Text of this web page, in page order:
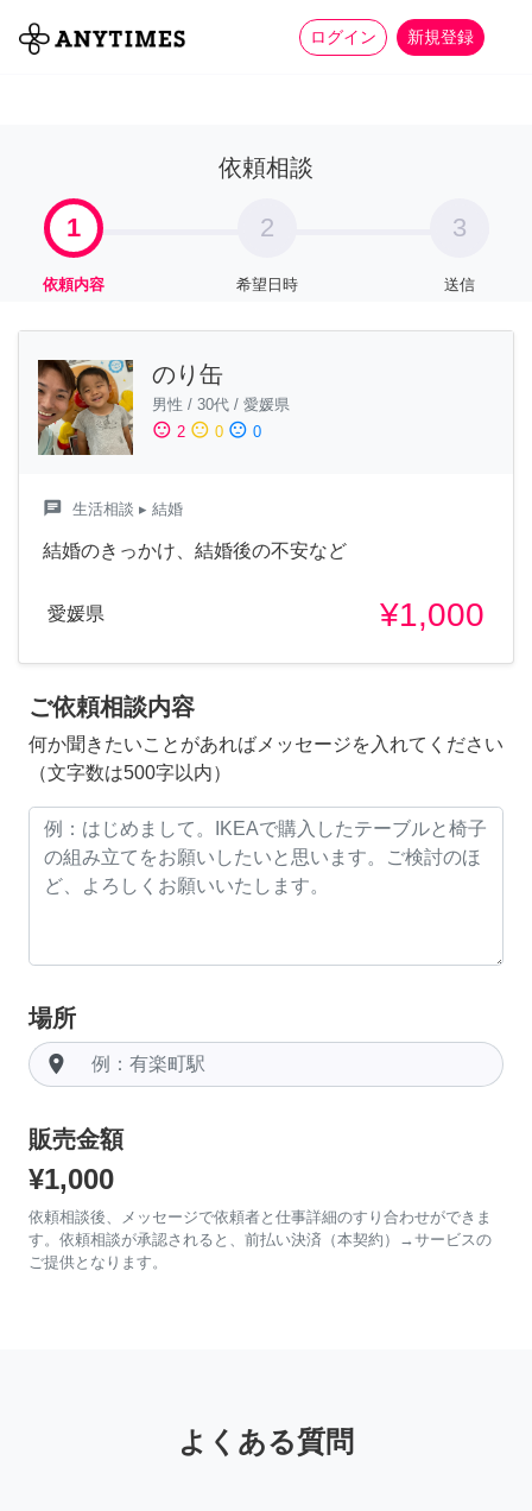
ログイン 新規登録
全て 家事 more_horiz
依頼相談
1
依頼内容
2
希望日時
3
送信
のり缶
男性 / 30代 / 愛媛県
sentiment_satisfied 2 sentiment_neutral 0 sentiment_dissatisfied 0
chat 生活相談 ▸ 結婚
結婚のきっかけ、結婚後の不安など
愛媛県 ¥1,000
ご依頼相談内容
何か聞きたいことがあればメッセージを入れてください
（文字数は500字以内）
場所
room
販売金額
¥1,000
依頼相談後、メッセージで依頼者と仕事詳細のすり合わせができま
す。依頼相談が承認されると、前払い決済（本契約）→サービスの
ご提供となります。
よくある質問